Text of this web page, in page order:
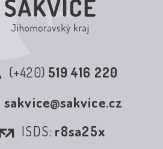
(+420) 519 416 220
sakvice@sakvice.cz
ISDS: r8sa25x